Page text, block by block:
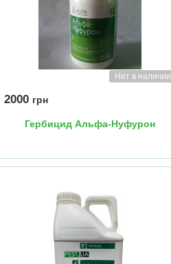
Нет в наличии
2000 грн
Гербицид Альфа-Нуфурон